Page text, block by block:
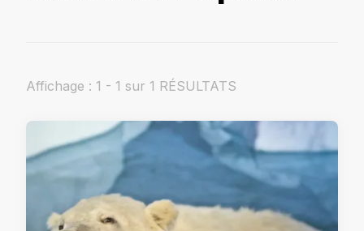
Affichage : 1 - 1 sur 1 RÉSULTATS